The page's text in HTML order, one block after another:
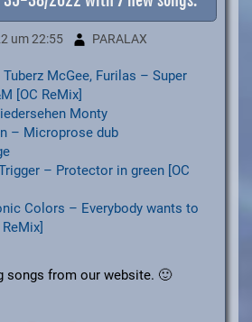
um 22:55 PARALAX
McGee, Furilas – Super
[OC ReMix]
Monty
– Microprose dub
– Protector in green [OC
Colors – Everybody wants to
songs from our website. 🙂